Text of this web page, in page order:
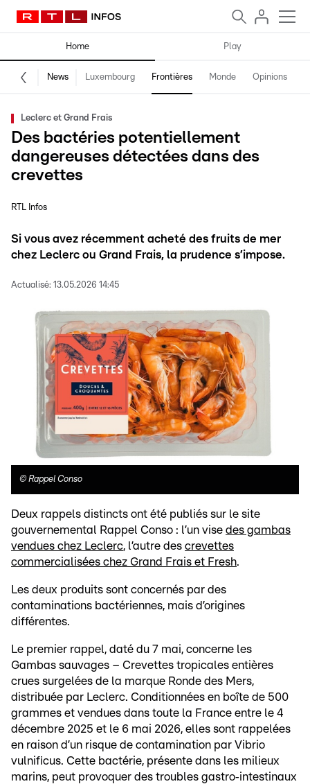
Home Play
News Luxembourg Frontières Monde Opinions
Leclerc et Grand Frais
Des bactéries potentiellement
dangereuses détectées dans des
crevettes
RTL Infos
Si vous avez récemment acheté des fruits de mer
chez Leclerc ou Grand Frais, la prudence s’impose.
Actualisé: 13.05.2026 14:45
© Rappel Conso
Deux rappels distincts ont été publiés sur le site
gouvernemental Rappel Conso : l’un vise des gambas
vendues chez Leclerc, l’autre des crevettes
commercialisées chez Grand Frais et Fresh.
Les deux produits sont concernés par des
contaminations bactériennes, mais d’origines
différentes.
Le premier rappel, daté du 7 mai, concerne les
Gambas sauvages – Crevettes tropicales entières
crues surgelées de la marque Ronde des Mers,
distribuée par Leclerc. Conditionnées en boîte de 500
grammes et vendues dans toute la France entre le 4
décembre 2025 et le 6 mai 2026, elles sont rappelées
en raison d’un risque de contamination par Vibrio
vulnificus. Cette bactérie, présente dans les milieux
marins, peut provoquer des troubles gastro‑intestinaux